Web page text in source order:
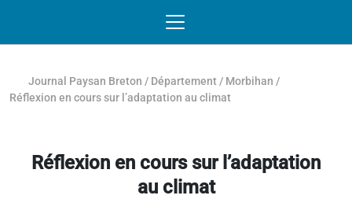
Journal Paysan Breton / Département / Morbihan /
Réflexion en cours sur l’adaptation au climat
Réflexion en cours sur l’adaptation
au climat